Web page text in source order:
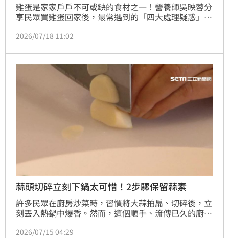
雞蛋是家家戶戶不可或缺的食材之一！營養師吳映蓉分
享民眾買雞蛋回家後，最常遇到的「四大處理疑惑」進
避免長時間退冰，提醒正確方式可減少汙染風險。
2026/07/18 11:02
蒜頭切碎立刻下鍋太可惜！2步驟保留蒜素
許多民眾在廚房炒菜時，習慣將大蒜拍扁、切碎後，立
刻丟入熱鍋中爆香。然而，這個順手、流傳已久的廚房
博士吳映蓉指出，大蒜在拍碎後若能先在室溫下靜置10
2026/07/15 04:29